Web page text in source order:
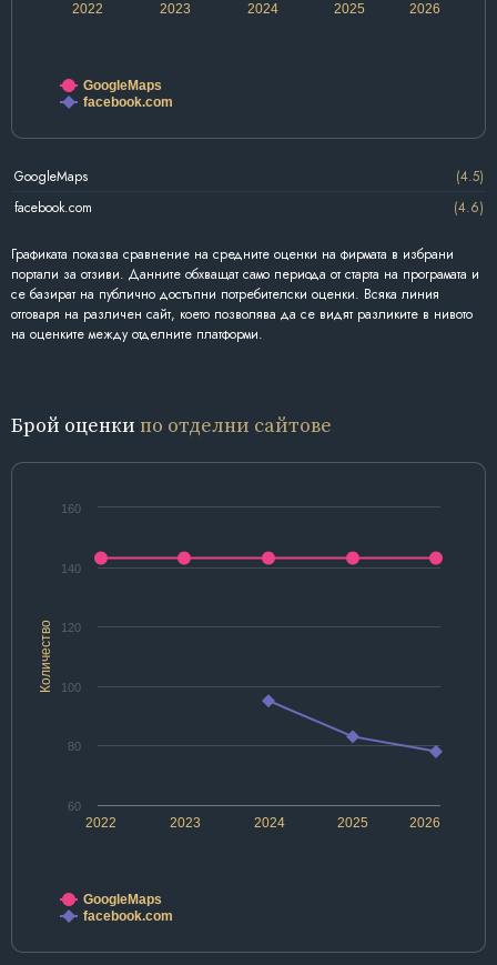
2022 2024 2026
2023 2025
GoogleMaps
facebook.com
GoogleMaps
(4.5)
facebook.com
(4.6)
Графиката показва сравнение на средните оценки на фирмата в избрани
портали за отзиви. Данните обхващат само периода от старта на програмата и
се базират на публично достъпни потребителски оценки. Всяка линия
отговаря на различен сайт, което позволява да се видят разликите в нивото
на оценките между отделните платформи.
Брой оценки по отделни сайтове
Количество
2022 2024 2026
2023 2025
60
80
100
120
140
160
GoogleMaps
facebook.com